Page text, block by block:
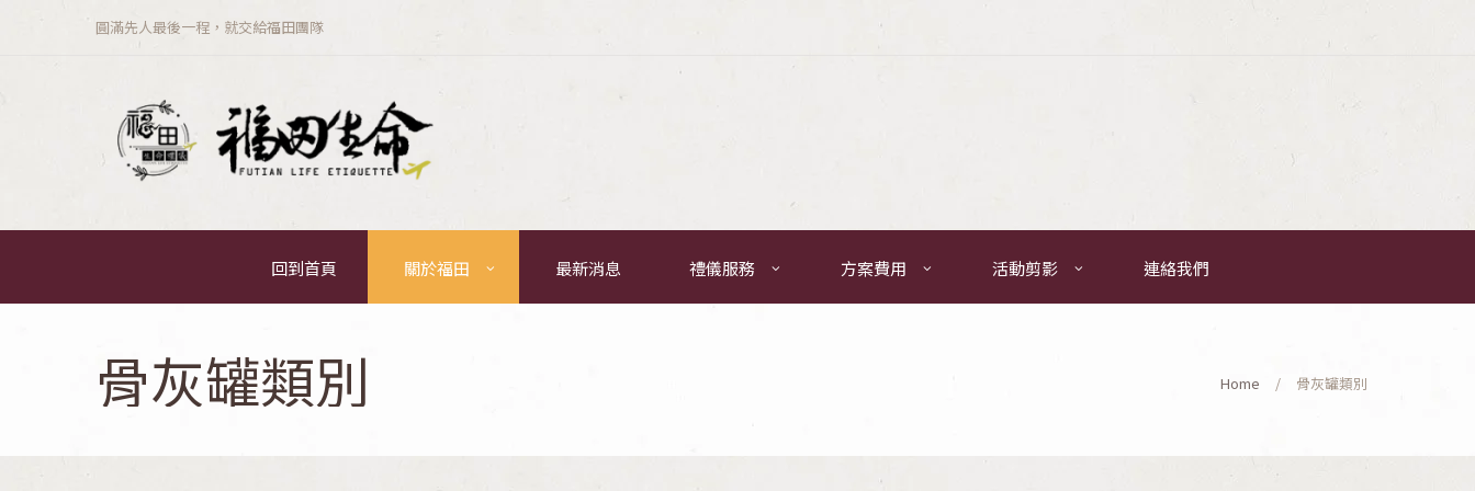
圓滿先人最後一程，就交給福田團隊
回到首頁 關於福田 最新消息 禮儀服務 方案費用 活動剪影 連絡我們
Home 骨灰罐類別
骨灰罐類別